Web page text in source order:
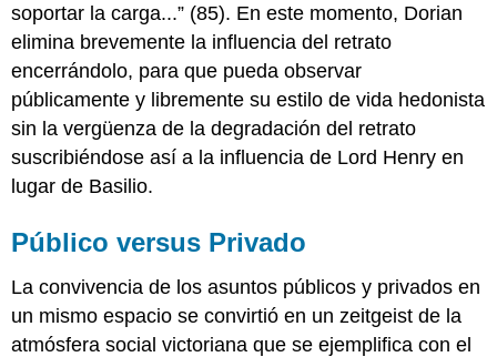
soportar la carga...” (85). En este momento, Dorian
elimina brevemente la influencia del retrato
encerrándolo, para que pueda observar
públicamente y libremente su estilo de vida hedonista
sin la vergüenza de la degradación del retrato
suscribiéndose así a la influencia de Lord Henry en
lugar de Basilio.
Público versus Privado
La convivencia de los asuntos públicos y privados en
un mismo espacio se convirtió en un zeitgeist de la
atmósfera social victoriana que se ejemplifica con el